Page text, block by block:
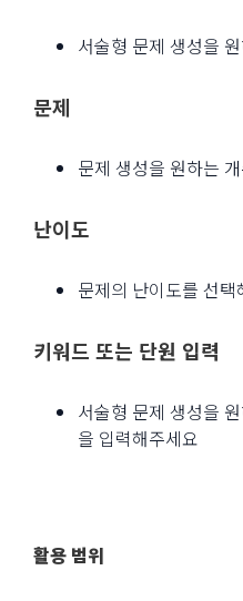
서술형 문제 생성을
문제
문제 생성을 원하는
난이도
문제의 난이도를 선택
키워드 또는 단원 입력
서술형 문제 생성을
을 입력해주세요
활용 범위